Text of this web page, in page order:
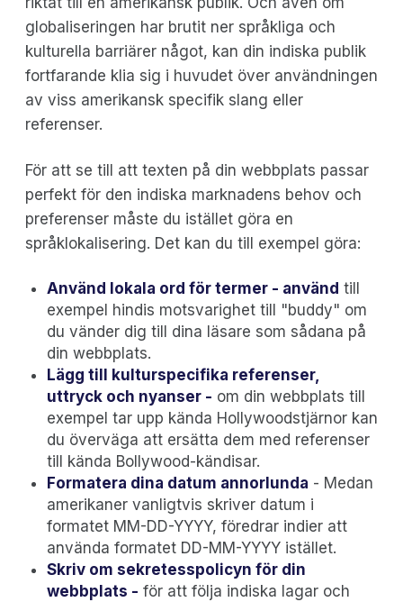
globaliseringen har brutit ner språkliga och
kulturella barriärer något, kan din indiska publik
fortfarande klia sig i huvudet över användningen
av viss amerikansk specifik slang eller
referenser.
För att se till att texten på din webbplats passar
perfekt för den indiska marknadens behov och
preferenser måste du istället göra en
språklokalisering. Det kan du till exempel göra:
Använd lokala ord för termer - använd till
exempel hindis motsvarighet till "buddy" om
du vänder dig till dina läsare som sådana på
din webbplats.
Lägg till kulturspecifika referenser,
uttryck och nyanser - om din webbplats till
exempel tar upp kända Hollywoodstjärnor kan
du överväga att ersätta dem med referenser
till kända Bollywood-kändisar.
Formatera dina datum annorlunda - Medan
amerikaner vanligtvis skriver datum i
formatet MM-DD-YYYY, föredrar indier att
använda formatet DD-MM-YYYY istället.
Skriv om sekretesspolicyn för din
webbplats - för att följa indiska lagar och